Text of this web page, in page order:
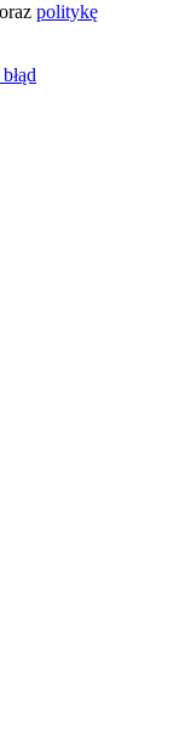
oraz politykę